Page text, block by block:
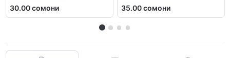
30.00 сомони
35.00 сомони